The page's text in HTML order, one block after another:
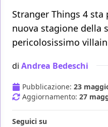
Stranger Things 4
nuova stagione della
pericolosissimo
di Andrea Bedeschi
Pubblicazione: 23
Aggiornamento: 27
Seguici su